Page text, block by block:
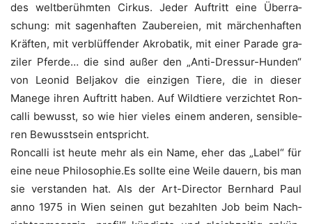
des welt­be­rühm­ten Cir­kus. Jeder Auf­tritt eine Über­ra­
schung: mit sagen­haf­ten Zau­be­rei­en, mit mär­chen­haf­ten
Kräf­ten, mit ver­blüf­fen­der Akro­ba­tik, mit einer Para­de gra­
zi­ler Pfer­de… die sind außer den „Anti-Dres­sur-Hun­den“
von Leo­nid Bel­ja­kov die ein­zi­gen Tie­re, die in die­ser
Mane­ge ihren Auf­tritt haben. Auf Wild­tie­re ver­zich­tet Ron­
cal­li bewusst, so wie hier vie­les einem ande­ren, sen­si­ble­
ren Bewusst­sein entspricht.
Ron­cal­li ist heu­te mehr als ein Name, eher das „Label“ für
eine neue Philosophie.Es soll­te eine Wei­le dau­ern, bis man
sie ver­stan­den hat. Als der Art-Direc­tor Bern­hard Paul
anno 1975 in Wien sei­nen gut bezahl­ten Job beim Nach­